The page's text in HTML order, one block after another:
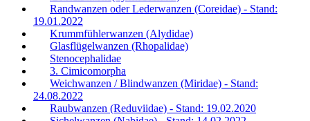
Randwanzen oder Lederwanzen (Coreidae) - Stand:
19.01.2022
Krummfühlerwanzen (Alydidae)
Glasflügelwanzen (Rhopalidae)
Stenocephalidae
3. Cimicomorpha
Weichwanzen / Blindwanzen (Miridae) - Stand:
24.08.2022
Raubwanzen (Reduviidae) - Stand: 19.02.2020